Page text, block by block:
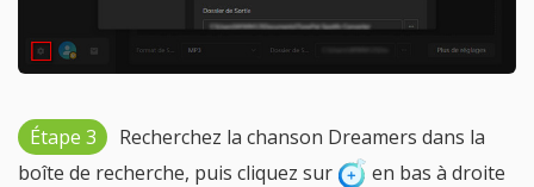
Étape 3
Recherchez la chanson Dreamers dans la
boîte de recherche, puis cliquez sur
en bas à droite